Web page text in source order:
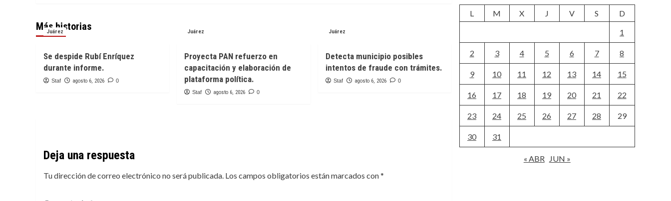
Más historias
Juárez
Se despide Rubí Enríquez
durante informe.
Staf agosto 6, 2026 0
Juárez
Proyecta PAN refuerzo en
capacitación y elaboración de
plataforma política.
Staf agosto 6, 2026 0
Juárez
Detecta municipio posibles
intentos de fraude con trámites.
Staf agosto 6, 2026 0
Deja una respuesta
Tu dirección de correo electrónico no será publicada. Los campos obligatorios están marcados con*
L
M X J V S
D
1
2 3 4 5 6 7 8
9 10 11 12 13 14 15
16 17 18 19 20 21 22
23 24 25 26 27 28 29
30 31
« ABR JUN »